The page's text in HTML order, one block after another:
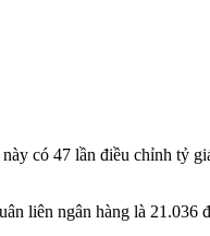
có 47 lần điều chỉnh tỷ
liên ngân hàng là 21.036